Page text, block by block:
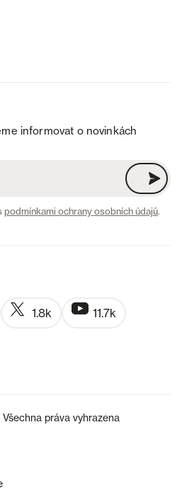
informovat o novinkách
podmínkami ochrany osobních údajů.
1.8k 11.7k
práva vyhrazena